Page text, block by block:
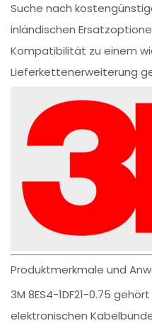
Suche nach
inländischen
Kompatibilität zu einem
Lieferkettenerweiterung
Produktmerkmale und
3M 8ES4-1DF21-0.75
elektronischen